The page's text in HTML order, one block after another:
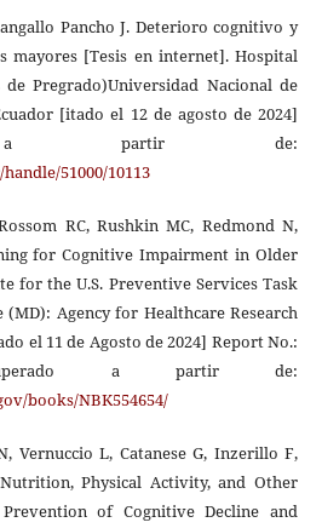
Pancho J. Deterioro cognitivo y
mayores [Tesis en internet]. Hospital
de Pregrado)Universidad Nacional de
[itado el 12 de agosto de 2024]
a partir de:
51000/10113
RC, Rushkin MC, Redmond N,
for Cognitive Impairment in Older
for the U.S. Preventive Services Task
Agency for Healthcare Research
el 11 de Agosto de 2024] Report No.:
a partir de:
books/NBK554654/
Vernuccio L, Catanese G, Inzerillo F,
Physical Activity, and Other
of Cognitive Decline and